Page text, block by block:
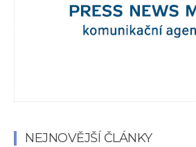
NEJNOVĚJŠÍ ČLÁNKY